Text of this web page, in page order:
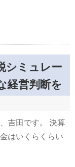
シミュレー
経営判断を
吉田です。 決算
はいくらくらい